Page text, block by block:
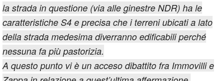
la strada in questione (via alle ginestre NDR) ha le
caratteristiche S4 e precisa che i terreni ubicati a lato
della strada medesima diverranno edificabili perché
nessuna fa più pastorizia.
A questo punto vi è un acceso dibattito fra Immovilli e